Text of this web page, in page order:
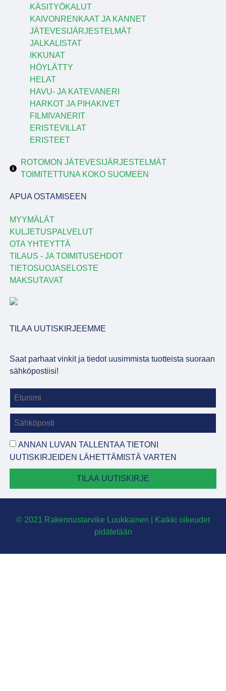
KÄSITYÖKALUT
KAIVONRENKAAT JA KANNET
JÄTEVESIJÄRJESTELMÄT
JALKALISTAT
IKKUNAT
HÖYLÄTTY
HELAT
HAVU- JA KATEVANERI
HARKOT JA PIHAKIVET
FILMIVANERIT
ERISTEVILLAT
ERISTEET
ROTOMON JÄTEVESIJÄRJESTELMÄT
TOIMITETTUNA KOKO SUOMEEN
APUA OSTAMISEEN
MYYMÄLÄT
KULJETUSPALVELUT
OTA YHTEYTTÄ
TILAUS - JA TOIMITUSEHDOT
TIETOSUOJASELOSTE
MAKSUTAVAT
TILAA UUTISKIRJEEMME
Saat parhaat vinkit ja tiedot uusimmista tuotteista suoraan
sähköpostiisi!
ANNAN LUVAN TALLENTAA TIETONI
UUTISKIRJEIDEN LÄHETTÄMISTÄ VARTEN
TILAA UUTISKIRJE
© 2021 Rakennustarvike Luukkainen | Kaikki oikeudet
pidätetään